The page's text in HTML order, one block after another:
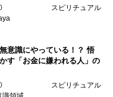
スピリチュアル
意識にやっている！？ 悟
す「お金に嫌われる人」の
スピリチュアル